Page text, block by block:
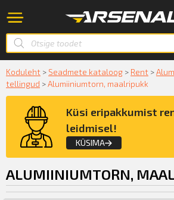
Koduleht > Seadmete kataloog > Rent >
tellingud >Alumiiniumtorn, maalripukk
Küsi eripakkumist
leidmisel!
KÜSIMA
Taotle renditehnika
ALUMIINIUMTORN,